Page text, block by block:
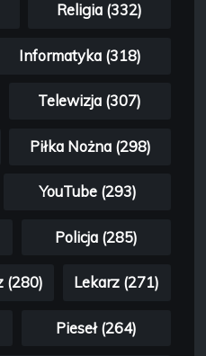
Religia (332)
Informatyka (318)
Telewizja (307)
Piłka Nożna (298)
YouTube (293)
Policja (285)
(280) Lekarz (271)
Pieseł (264)